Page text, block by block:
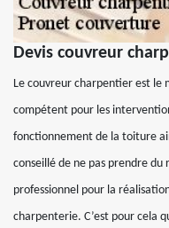
Devis couvreur
Le couvreur charpentier est le
compétent pour les
fonctionnement de la toiture
conseillé de ne pas prendre
professionnel pour la
charpenterie. C’est pour cela